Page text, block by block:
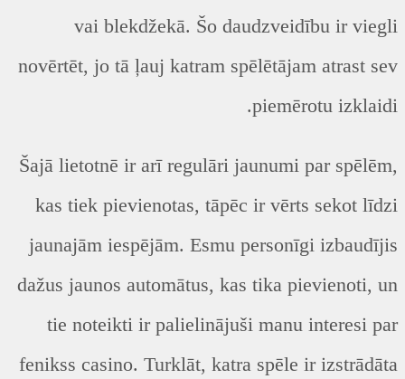
vai blekdžekā. Šo daudzveidību ir viegli
novērtēt, jo tā ļauj katram spēlētājam atrast sev
piemērotu izklaidi.
Šajā lietotnē ir arī regulāri jaunumi par spēlēm,
kas tiek pievienotas, tāpēc ir vērts sekot līdzi
jaunajām iespējām. Esmu personīgi izbaudījis
dažus jaunos automātus, kas tika pievienoti, un
tie noteikti ir palielinājuši manu interesi par
fenikss casino. Turklāt, katra spēle ir izstrādāta